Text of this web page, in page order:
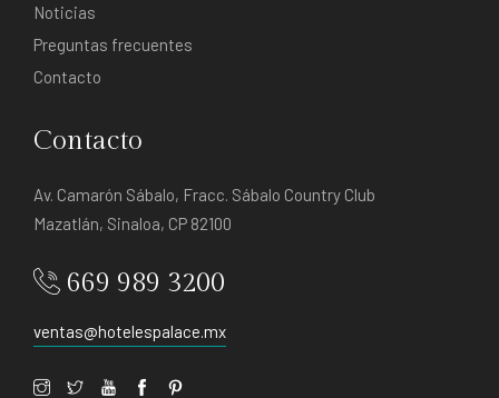
Noticias
Preguntas frecuentes
Contacto
Contacto
Av. Camarón Sábalo, Fracc. Sábalo Country Club
Mazatlán, Sinaloa, CP 82100
669 989 3200
ventas@hotelespalace.mx